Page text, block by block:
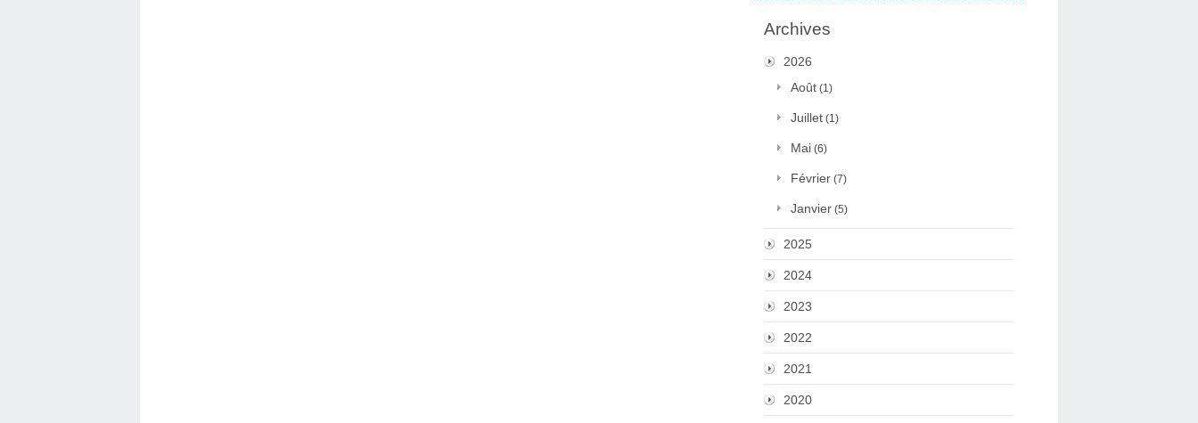
Archives
2026
Août (1)
Juillet (1)
Mai (6)
Février (7)
Janvier (5)
2025
2024
2023
2022
2021
2020